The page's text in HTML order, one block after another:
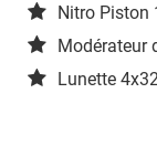
Nitro Piston
Modérateur
Lunette